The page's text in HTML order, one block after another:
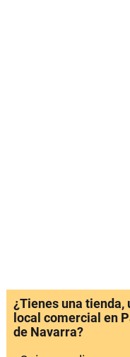
¿Tienes una tienda,
local comercial en
de Navarra?